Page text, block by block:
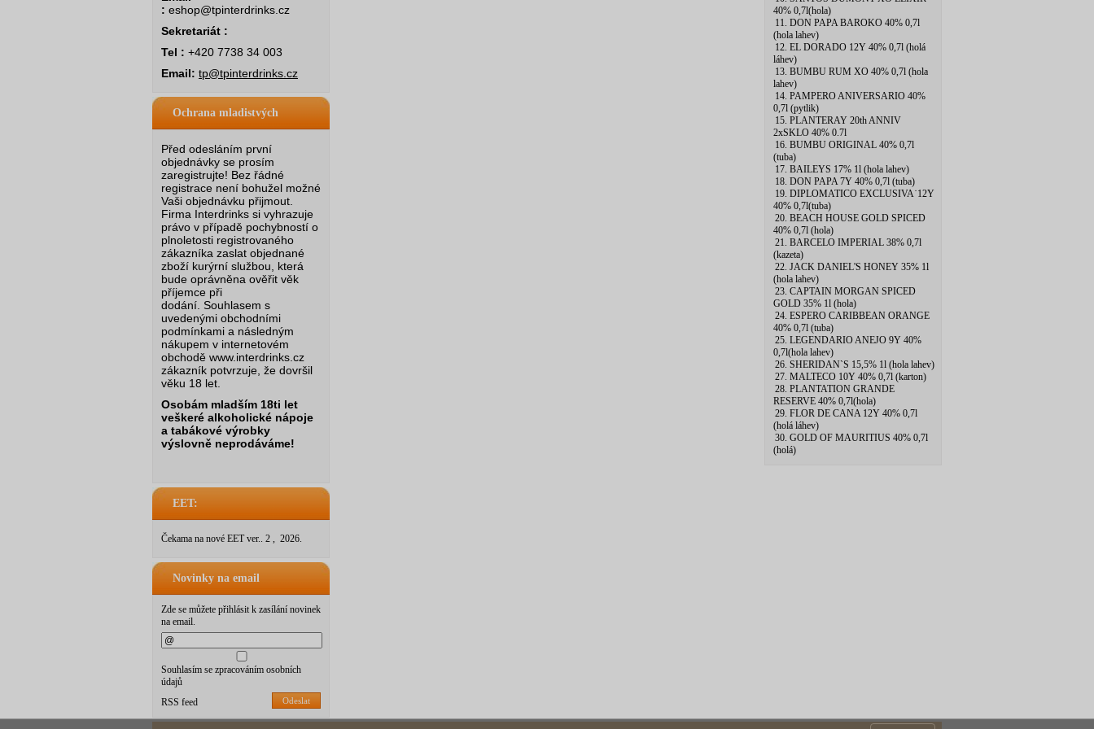
: eshop@tpinterdrinks.cz
Sekretariát :
Tel : +420 7738 34 003
Email: tp@tpinterdrinks.cz
Ochrana mladistvých
Před odesláním první
objednávky se prosím
zaregistrujte! Bez řádné
registrace není bohužel možné
Vaši objednávku přijmout.
Firma Interdrinks si vyhrazuje
právo v případě pochybností o
plnoletosti registrovaného
zákazníka zaslat objednané
zboží kurýrní službou, která
bude oprávněna ověřit věk
příjemce při
dodání. Souhlasem s
uvedenými obchodními
podmínkami a následným
nákupem v internetovém
obchodě www.interdrinks.cz
zákazník potvrzuje, že dovršil
věku 18 let.
Osobám mladším 18ti let
veškeré alkoholické nápoje
a tabákové výrobky
výslovně neprodáváme!
EET:
Čekama na nové EET ver.. 2 , 2026.
Novinky na email
Zde se můžete přihlásit k zasílání novinek
na email.
Souhlasím se zpracováním osobních
údajů
Odeslat
RSS feed
40% 0,7l(hola)
11. DON PAPA BAROKO 40% 0,7l
(hola lahev)
12. EL DORADO 12Y 40% 0,7l (holá
láhev)
13. BUMBU RUM XO 40% 0,7l (hola
lahev)
14. PAMPERO ANIVERSARIO 40%
0,7l (pytlik)
15. PLANTERAY 20th ANNIV
2xSKLO 40% 0.7l
16. BUMBU ORIGINAL 40% 0,7l
(tuba)
17. BAILEYS 17% 1l (hola lahev)
18. DON PAPA 7Y 40% 0,7l (tuba)
19. DIPLOMATICO EXCLUSIVA˙12Y
40% 0,7l(tuba)
20. BEACH HOUSE GOLD SPICED
40% 0,7l (hola)
21. BARCELO IMPERIAL 38% 0,7l
(kazeta)
22. JACK DANIEL'S HONEY 35% 1l
(hola lahev)
23. CAPTAIN MORGAN SPICED
GOLD 35% 1l (hola)
24. ESPERO CARIBBEAN ORANGE
40% 0,7l (tuba)
25. LEGENDARIO ANEJO 9Y 40%
0,7l(hola lahev)
26. SHERIDAN`S 15,5% 1l (hola lahev)
27. MALTECO 10Y 40% 0,7l (karton)
28. PLANTATION GRANDE
RESERVE 40% 0,7l(hola)
29. FLOR DE CANA 12Y 40% 0,7l
(holá láhev)
30. GOLD OF MAURITIUS 40% 0,7l
(holá)